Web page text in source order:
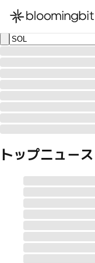
한국어
English
日本語
トップニュース